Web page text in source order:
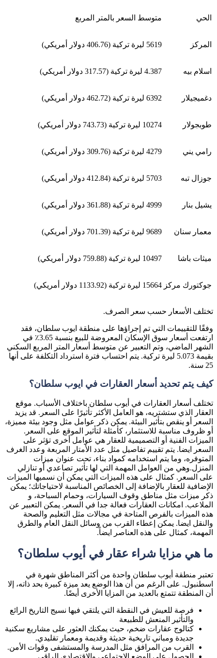
الحي متوسط السعر بالمتر المربع
المركز 5619 ليرة تركية (406.76 دولار أمريكي)
اسلام بيه 4.387 ليرة تركية (317.57 دولار أمريكي)
دغميجيلار 6392 ليرة تركية (462.72 دولار أمريكي)
طوبجولار 10274 ليرة تركية (743.73 دولار أمريكي)
رامي يني 4279 ليرة تركية (309.76 دولار أمريكي)
جوزال تبه 5703 ليرة تركية (412.84 دولار أمريكي)
يشيل بنار 4999 ليرة تركية (361.88 دولار أمريكي)
معمار سنان 9689 ليرة تركية (701.39 دولار أمريكي)
ميثات باشا 10497 ليرة تركية (759.88 دولار أمريكي)
جوكتورك مركز 15664 ليرة تركية (1133.92 دولار أمريكي)
تختلف الأسعار حسب سعر الصرف.
وفقًا للتقييمات التي تم إجراؤها على منطقة ايوب سلطان، فقد
ارتفعت أسعار سوق الإسكان المعروضة للبيع بنسبة 3.65٪ في
الشهر الماضي، وتم التعبير عن متوسط أسعار المتر المربع السكني
بقيمة 5.073 ليرة تركية. يتم احتساب فترة استرداد التكلفة على أنها
25 سنة.
كيف يتم تحديد أسعار العقارات في ايوب سلطان؟
تختلف أسعار العقارات في أيوب سلطان باختلاف الأسباب. موقع
العقار الذي ستشتريه، هو العامل الأكثر تأثيرًا على السعر. قد يزيد
السعر أو ينقص بتأثير البيئة. يمكن ذكر عوامل مثل وجود بيئة مميزة،
أو ظروف مناسبة للاستثمار، كأمثلة لتأثير الموقع على السعر.
الميزات الفنية أو التصميمية للعقار هي عوامل أخرى تؤثر على
السعر ايضا. يتم تقييم تفاصيل مثل عدد الأمتار المربعة وعدد الغرف
المتوفره، وما يتم استخدامه كمواد بناء، تحت عنوان ميزات
المنزل.وهي من العوامل المهمة التي لها تأثير تصاعدي أو تنازلي
على السعر. كمثال على هذه الميزات التي يمكن أن نسميها الميزات
الإضافية للعقار بالإضافة إلى الخصائص المناسبة لاحتياجاتك؛ يمكن
ذكر ميزات مثل مناطق وقوف السيارات، وحمام السباحة، و
الملاعب. امكانات العقارات فعالة جدا في السعر. يمكن التعبير عن
هذه الميزات بالفرص المتاحة في مجالات مثل التعليم والصحة
والنقل ايضا. يمكن إعطاء القرب من وسائل النقل العام والطرق
المهمة، كمثال على هذه العناصر ايضاً.
ما هي مزايا شراء عقار في أيوب سلطان؟
تعتبر منطقة أيوب سلطان واحدة من أكثر المناطق شهرة في
اسطنبول. على الرغم من أن هذا الوضع يعد ميزة كبيرة بحد ذاته، إلا
أن المنطقة تتمتع بالعديد من المزايا الأخرى أيضًا.
فرصة للعيش في النقطة التي يلتقي فيها نسيج التاريخ الرائع
والتأثير المنعش للطبيعة
كتالوج عقارات ضخم، حيث يمكنك العثور على مشاريع سكنية
جديدة ومباني تاريخية حديثة وقديمة ومعمار تقليدي.
القرب من المرافق مثل المدرسة والمستشفى وقوات الأمن.
الحصول على الوضع الاجتماعي والاقتصادي الراقي.